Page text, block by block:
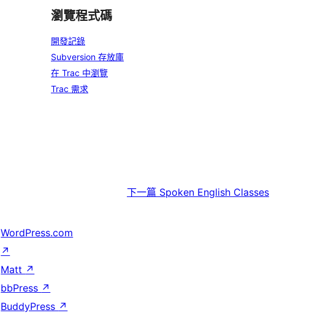
瀏覽程式碼
開發記錄
Subversion 存放庫
在 Trac 中瀏覽
Trac 需求
下一篇 Spoken English Classes
WordPress.com
↗
Matt ↗
bbPress ↗
BuddyPress ↗